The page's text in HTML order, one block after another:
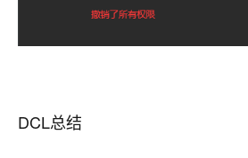
DCL总结